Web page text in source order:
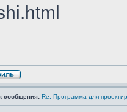
сообщения: Re: Программа для